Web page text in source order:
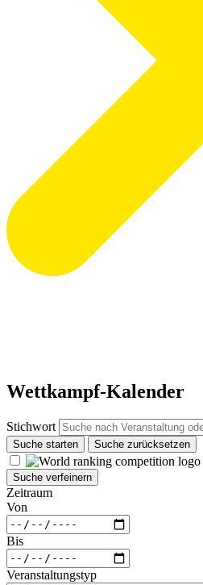
Wettkampf-Kalender
Stichwort
Suche starten Suche zurücksetzen
Suche verfeinern
Zeitraum
Von
Bis
Veranstaltungstyp